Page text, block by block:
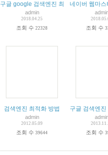
구글 google 검색엔진 최적화(SEO) 초보
admin
2018.04.25
조회 수 22328
네이버 웹마
조회 수
검색엔진 최적화 방법
admin
2012.05.09
조회 수 39644
구글 검색엔
조회 수